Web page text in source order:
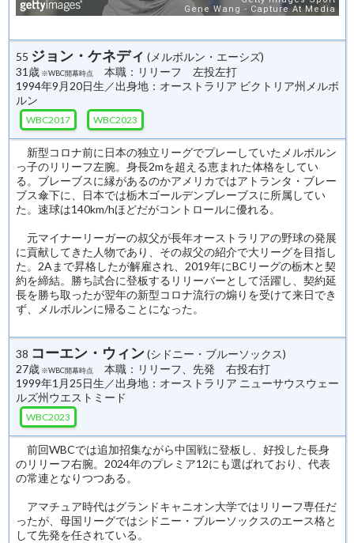
55 ジョン・ケネディ (メルボルン・エーシズ)
31歳 ※WBC開幕時点
本職：リリーフ 左投左打
1994年9月20日生／出身地：オーストラリア ビクトリア州メルボ
ルン
WBC2017 WBC2023
新型コロナ前に日本の独立リーグでプレーしていたメルボルン
っ子のリリーフ左腕。身長2mを超える恵まれた体格をしてい
る。ブレーブスに縁があるのかアメリカではアトランタ・ブレー
ブス傘下に、日本では栃木ゴールデンブレーブスに所属してい
た。速球は140km/hほどだがコントロールに優れる。
元マイナーリーガーの叔父が長年オーストラリアの野球の発展
に貢献してきた人物であり、その叔父の紹介で大リーグを目指し
た。2Aまで昇格したが解雇され、2019年にBCリーグの栃木と契
約を締結。勝ち試合に登板するリリーバーとして活躍し、契約延
長を勝ち取ったが翌年の新型コロナ流行の煽りを受けて来日でき
ず、メルボルンに帰ることになった。
38 コーエン・ウィン(シドニー・ブルーソックス)
27歳 ※WBC開幕時点
本職：リリーフ、先発 右投右打
1999年1月25日生／出身地：オーストラリア ニューサウスウェー
ルズ州ウエストミード
WBC2023
前回WBCでは追加招集ながら中国戦に登板し、好投した長身
のリリーフ右腕。2024年のプレミア12にも選ばれており、代表
の常連となりつつある。
アマチュア時代はグランドキャニオン大学ではリリーフ専任だ
ったが、母国リーグではシドニー・ブルーソックスのエース格と
して先発を任されている。